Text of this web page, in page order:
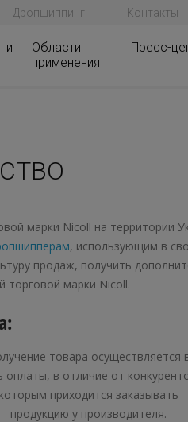
Дропшиппинг Контакты
Области
применения
Пресс-
марки Nicoll на территории
, использующим в
продаж, получить
торговой марки Nicoll.
товара осуществляется
оплаты, в отличие от
которым приходится заказывать
продукцию у производителя.